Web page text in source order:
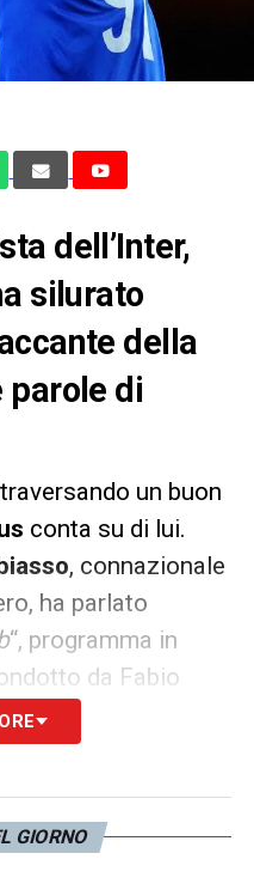
dell’Inter,
silurato
della
parole di
un buon
conta su di lui.
, connazionale
ha parlato
“, programma in
da Fabio
non fa drammi
al momento della
«Dybala ha
ruolo in
GIORNO